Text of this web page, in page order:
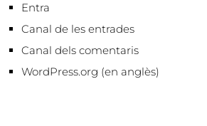
Entra
Canal de les entrades
Canal dels comentaris
WordPress.org (en anglès)